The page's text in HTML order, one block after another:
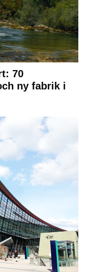
70
ny fabrik i